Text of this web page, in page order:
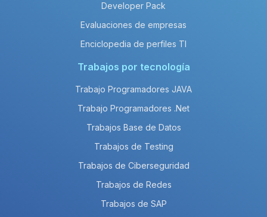
Developer Pack
Evaluaciones de empresas
Enciclopedia de perfiles TI
Trabajos por tecnología
Trabajo Programadores JAVA
Trabajo Programadores .Net
Trabajos Base de Datos
Trabajos de Testing
Trabajos de Ciberseguridad
Trabajos de Redes
Trabajos de SAP